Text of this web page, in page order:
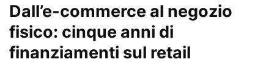
Dall’e-commerce al negozio
fisico: cinque anni di
finanziamenti sul retail